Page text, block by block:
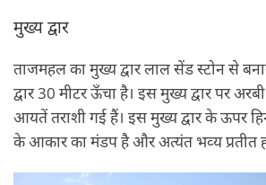
मुख्‍य द्वार
ताजमहल का मुख्‍य द्वार लाल सेंड स्‍टोन से
द्वार 30 मीटर ऊँचा है। इस मुख्य द्वार पर
आयतें तराशी गई हैं। इस मुख्य द्वार के ऊपर
के आकार का मंडप है और अत्‍यंत भव्‍य प्रतीत